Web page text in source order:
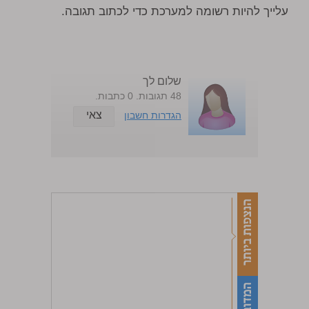
עלייך להיות רשומה למערכת כדי לכתוב תגובה.
שלום לך
48 תגובות. 0 כתבות.
הגדרות חשבון
צאי